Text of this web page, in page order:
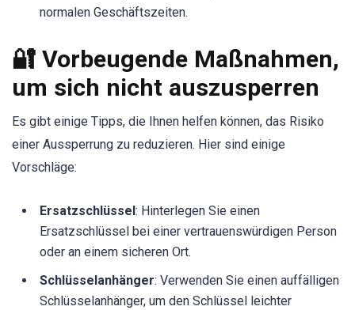
normalen Geschäftszeiten.
🔐 Vorbeugende Maßnahmen,
um sich nicht auszusperren
Es gibt einige Tipps, die Ihnen helfen können, das Risiko
einer Aussperrung zu reduzieren. Hier sind einige
Vorschläge:
Ersatzschlüssel: Hinterlegen Sie einen
Ersatzschlüssel bei einer vertrauenswürdigen Person
oder an einem sicheren Ort.
Schlüsselanhänger: Verwenden Sie einen auffälligen
Schlüsselanhänger, um den Schlüssel leichter